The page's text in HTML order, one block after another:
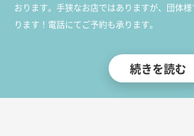
おります。手狭なお店ではありますが、団体
ります！電話にてご予約も承ります。
元気のある子ばかりなので楽しく呑みたい方
さんも続々入店中！これからもっと賑やかな
ールズバーをお探しの方は是非！
続きを読む